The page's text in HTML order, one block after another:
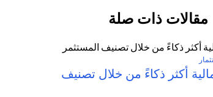
مقالات ذات صلة
أكثر ذكاءً من خلال تصنيف